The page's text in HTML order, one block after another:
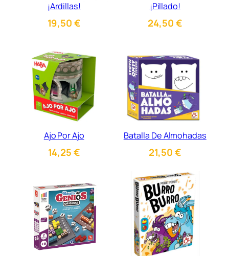
¡Ardillas!
19,50€
¡Pillado!
24,50€
Ajo Por Ajo
14,25€
Batalla De Almohadas
21,50€